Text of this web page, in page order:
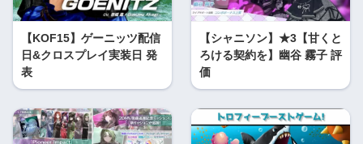
【KOF15】ゲーニッツ配信
日&クロスプレイ実装日 発
表
【シャニソン】★3【甘くと
ろける契約を】幽谷 霧子 評
価